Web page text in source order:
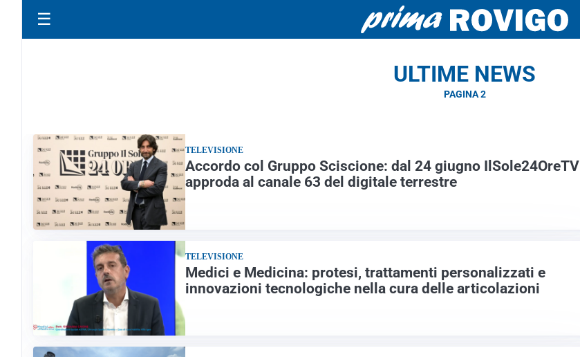
☰
ULTIME NEWS
PAGINA 2
TELEVISIONE
Accordo col Gruppo Sciscione: dal 24 giugno IlSole24OreTV
approda al canale 63 del digitale terrestre
TELEVISIONE
Medici e Medicina: protesi, trattamenti personalizzati e
innovazioni tecnologiche nella cura delle articolazioni